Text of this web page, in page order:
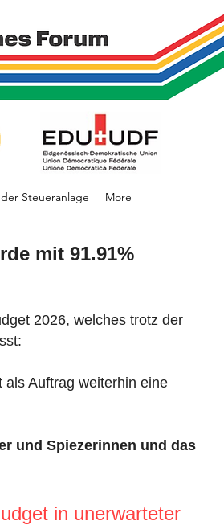
Steueranlage More
mit 91.91%
2026, welches trotz der
Auftrag weiterhin eine
und Spiezerinnen und das
in unerwarteter